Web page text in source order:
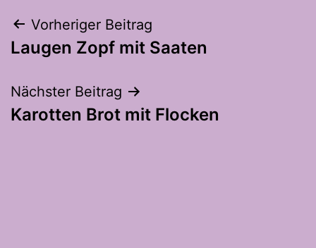
Beitragsnavigation
Vorheriger Beitrag
Laugen Zopf mit Saaten
Nächster Beitrag
Karotten Brot mit Flocken